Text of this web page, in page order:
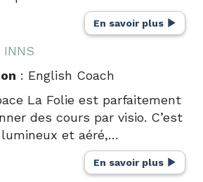
En savoir plus
INNS
: English Coach
La Folie est parfaitement
des cours par visio. C’est
et aéré,…
En savoir plus